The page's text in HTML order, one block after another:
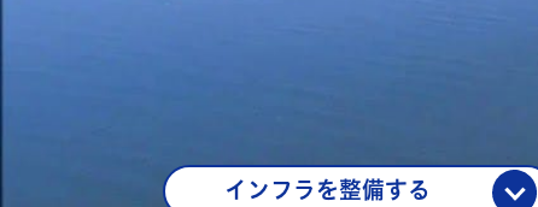
インフラを整備する